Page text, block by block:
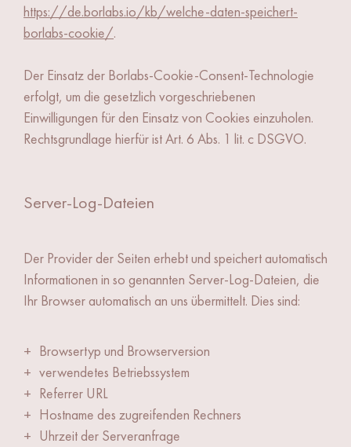
https://de.borlabs.io/kb/welche-daten-speichert-
borlabs-cookie/.
Der Einsatz der Borlabs-Cookie-Consent-Technologie
erfolgt, um die gesetzlich vorgeschriebenen
Einwilligungen für den Einsatz von Cookies einzuholen.
Rechtsgrundlage hierfür ist Art. 6 Abs. 1 lit. c DSGVO.
Server-Log-Dateien
Der Provider der Seiten erhebt und speichert automatisch
Informationen in so genannten Server-Log-Dateien, die
Ihr Browser automatisch an uns übermittelt. Dies sind:
Browsertyp und Browserversion
verwendetes Betriebssystem
Referrer URL
Hostname des zugreifenden Rechners
Uhrzeit der Serveranfrage